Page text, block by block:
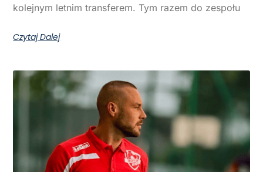
kolejnym letnim transferem. Tym razem do zespołu
Czytaj Dalej